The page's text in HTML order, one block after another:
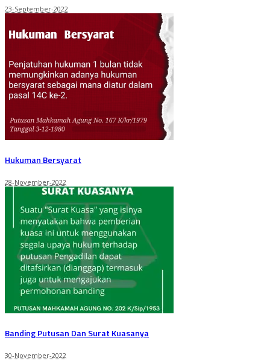
23-September-2022
Hukuman Bersyarat
28-November-2022
Banding Putusan Dan Surat Kuasanya
30-November-2022